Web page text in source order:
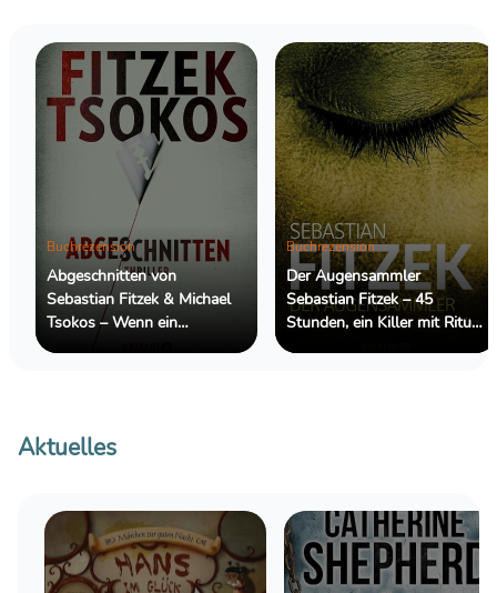
Buchrezension
Abgeschnitten von
Sebastian Fitzek & Michael
Tsokos – Wenn ein
Telefonzettel im Schädel
Buchrezension
Der Augensammler
Sebastian Fitzek – 45
Stunden, ein Killer mit Ritual
und zwei Ermittler, die ihre
Aktuelles